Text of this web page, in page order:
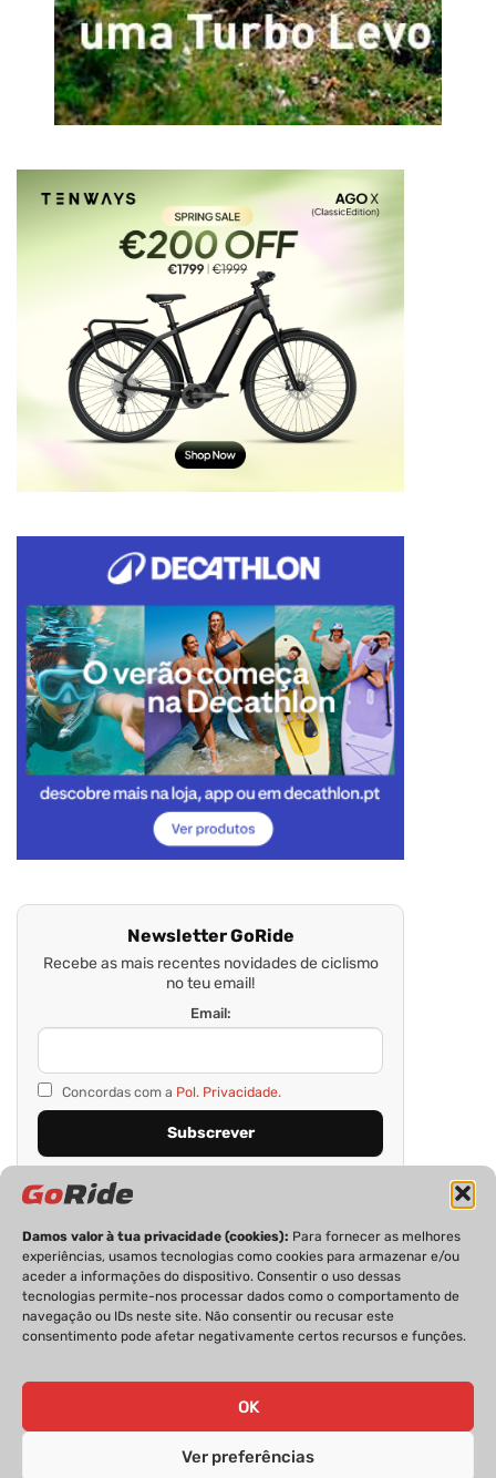
Damos valor à tua privacidade (cookies): Para fornecer as melhores
experiências, usamos tecnologias como cookies para armazenar e/ou
aceder a informações do dispositivo. Consentir o uso dessas
tecnologias permite-nos processar dados como o comportamento de
navegação ou IDs neste site. Não consentir ou recusar este
consentimento pode afetar negativamente certos recursos e funções.
OK
Ver preferências
Newsletter GoRide
Recebe as mais recentes novidades de ciclismo
no teu email!
Email:
Concordas com a Pol. Privacidade.
PRIVACIDADE FICHA TÉCNICA
ESTATUTO EDITORIAL